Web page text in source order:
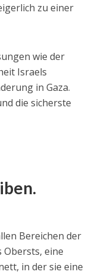
zu einer
wie der
Israels
in Gaza.
die sicherste
Bereichen der
eine
in der sie eine